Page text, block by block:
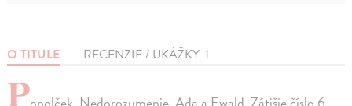
O TITULE RECENZIE / UKÁŽKY 1
P